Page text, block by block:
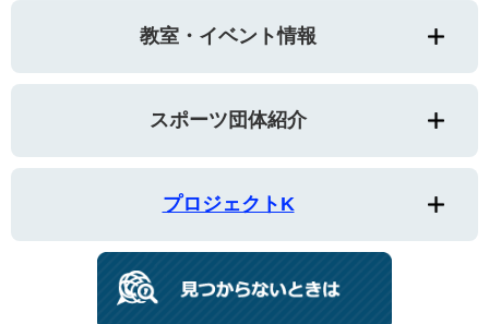
教室・イベント情報
スポーツ団体紹介
プロジェクトK